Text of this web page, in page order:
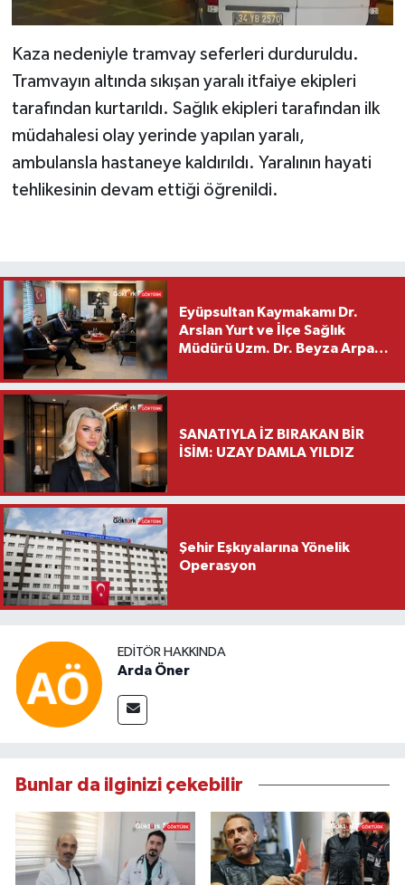
Kaza nedeniyle tramvay seferleri durduruldu.
Tramvayın altında sıkışan yaralı itfaiye ekipleri
tarafından kurtarıldı. Sağlık ekipleri tarafından ilk
müdahalesi olay yerinde yapılan yaralı,
ambulansla hastaneye kaldırıldı. Yaralının hayati
tehlikesinin devam ettiği öğrenildi.
Eyüpsultan Kaymakamı Dr.
Arslan Yurt ve İlçe Sağlık
Müdürü Uzm. Dr. Beyza Arpacı
Ziyareti
SANATIYLA İZ BIRAKAN BİR
İSİM: UZAY DAMLA YILDIZ
Şehir Eşkıyalarına Yönelik
Operasyon
EDITÖR HAKKINDA
Arda Öner
Bunlar da ilginizi çekebilir